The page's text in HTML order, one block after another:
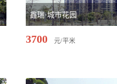
鑫瑞·城市花园
3700 元/平米